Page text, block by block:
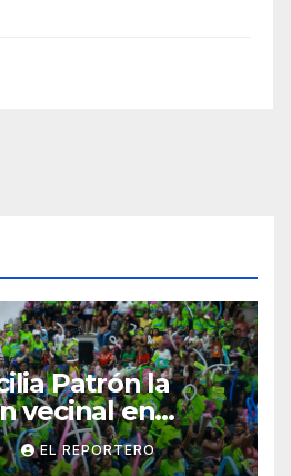
Patrón la
vecinal en
a comités de
la prevención
EL REPORTERO